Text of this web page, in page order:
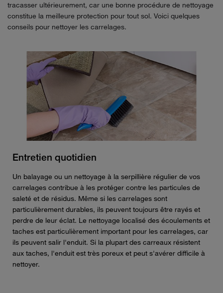
tracasser ultérieurement, car une bonne procédure de nettoyage
constitue la meilleure protection pour tout sol. Voici quelques
conseils pour nettoyer les carrelages.
Entretien quotidien
Un balayage ou un nettoyage à la serpillière régulier de vos
carrelages contribue à les protéger contre les particules de
saleté et de résidus. Même si les carrelages sont
particulièrement durables, ils peuvent toujours être rayés et
perdre de leur éclat. Le nettoyage localisé des écoulements et
taches est particulièrement important pour les carrelages, car
ils peuvent salir l'enduit. Si la plupart des carreaux résistent
aux taches, l'enduit est très poreux et peut s'avérer difficile à
nettoyer.